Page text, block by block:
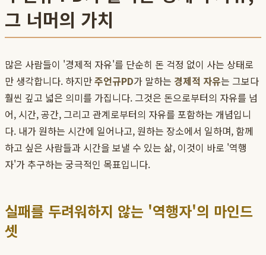
그 너머의 가치
많은 사람들이 '경제적 자유'를 단순히 돈 걱정 없이 사는 상태로
만 생각합니다. 하지만주언규PD가 말하는 경제적 자유는 그보다
훨씬 깊고 넓은 의미를 가집니다. 그것은 돈으로부터의 자유를 넘
어, 시간, 공간, 그리고 관계로부터의 자유를 포함하는 개념입니
다. 내가 원하는 시간에 일어나고, 원하는 장소에서 일하며, 함께
하고 싶은 사람들과 시간을 보낼 수 있는 삶, 이것이 바로 '역행
자'가 추구하는 궁극적인 목표입니다.
실패를 두려워하지 않는 '역행자'의 마인드
셋